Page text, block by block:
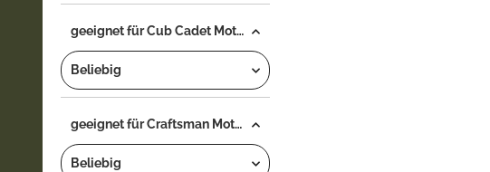
geeignet für Cub Cadet Motorsäge...
Beliebig
geeignet für Craftsman Motorsäge...
Beliebig